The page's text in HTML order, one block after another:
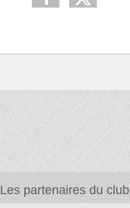
Les partenaires du club